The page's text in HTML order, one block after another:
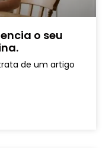
o seu
de um artigo